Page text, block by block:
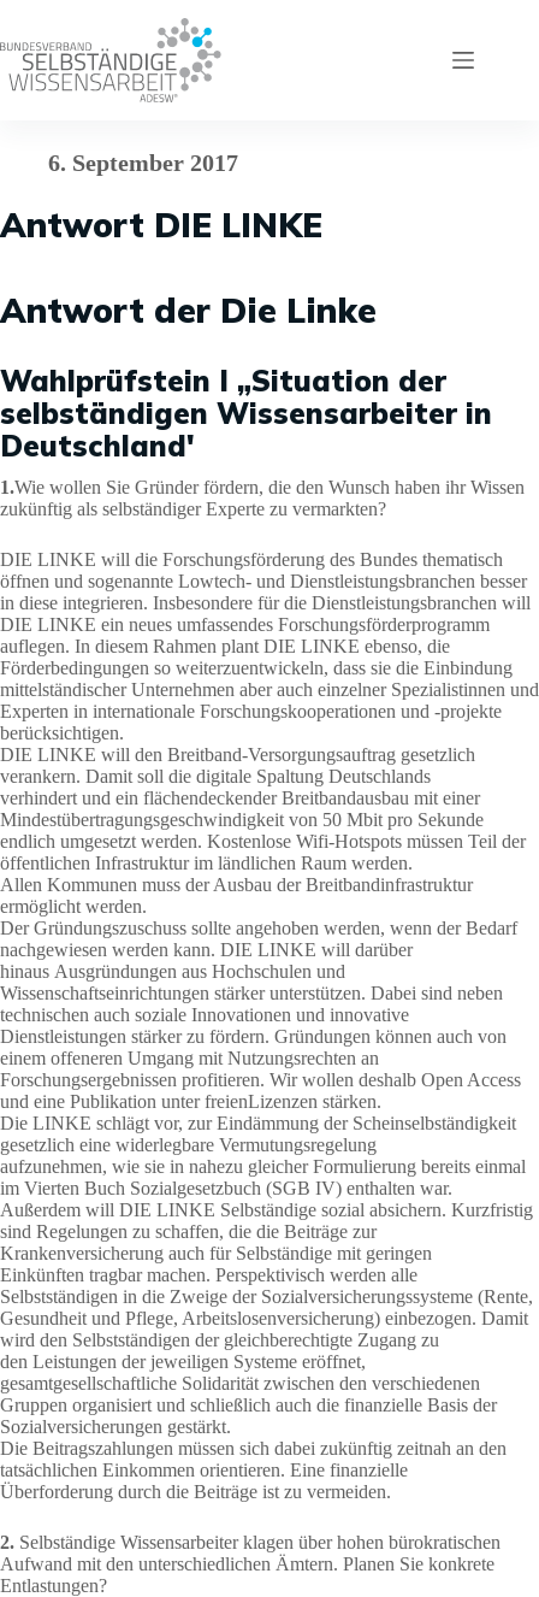
springen
6. September 2017
Antwort DIE LINKE
Antwort der Die Linke
Wahlprüfstein I „Situation der
selbständigen Wissensarbeiter in
Deutschland'
1.Wie wollen Sie Gründer fördern, die den Wunsch haben ihr Wissen
zukünftig als selbständiger Experte zu vermarkten?
DIE LINKE will die Forschungsförderung des Bundes thematisch
öffnen und sogenannte Lowtech- und Dienstleistungsbranchen besser
in diese integrieren. Insbesondere für die Dienstleistungsbranchen will
DIE LINKE ein neues umfassendes Forschungsförderprogramm
auflegen. In diesem Rahmen plant DIE LINKE ebenso, die
Förderbedingungen so weiterzuentwickeln, dass sie die Einbindung
mittelständischer Unternehmen aber auch einzelner Spezialistinnen und
Experten in internationale Forschungskooperationen und -projekte
berücksichtigen.
DIE LINKE will den Breitband-Versorgungsauftrag gesetzlich
verankern. Damit soll die digitale Spaltung Deutschlands
verhindert und ein flächendeckender Breitbandausbau mit einer
Mindestübertragungsgeschwindigkeit von 50 Mbit pro Sekunde
endlich umgesetzt werden. Kostenlose Wifi-Hotspots müssen Teil der
öffentlichen Infrastruktur im ländlichen Raum werden.
Allen Kommunen muss der Ausbau der Breitbandinfrastruktur
ermöglicht werden.
Der Gründungszuschuss sollte angehoben werden, wenn der Bedarf
nachgewiesen werden kann. DIE LINKE will darüber
hinaus Ausgründungen aus Hochschulen und
Wissenschaftseinrichtungen stärker unterstützen. Dabei sind neben
technischen auch soziale Innovationen und innovative
Dienstleistungen stärker zu fördern. Gründungen können auch von
einem offeneren Umgang mit Nutzungsrechten an
Forschungsergebnissen profitieren. Wir wollen deshalb Open Access
und eine Publikation unter freienLizenzen stärken.
Die LINKE schlägt vor, zur Eindämmung der Scheinselbständigkeit
gesetzlich eine widerlegbare Vermutungsregelung
aufzunehmen, wie sie in nahezu gleicher Formulierung bereits einmal
im Vierten Buch Sozialgesetzbuch (SGB IV) enthalten war.
Außerdem will DIE LINKE Selbständige sozial absichern. Kurzfristig
sind Regelungen zu schaffen, die die Beiträge zur
Krankenversicherung auch für Selbständige mit geringen
Einkünften tragbar machen. Perspektivisch werden alle
Selbstständigen in die Zweige der Sozialversicherungssysteme (Rente,
Gesundheit und Pflege, Arbeitslosenversicherung) einbezogen. Damit
wird den Selbstständigen der gleichberechtigte Zugang zu
den Leistungen der jeweiligen Systeme eröffnet,
gesamtgesellschaftliche Solidarität zwischen den verschiedenen
Gruppen organisiert und schließlich auch die finanzielle Basis der
Sozialversicherungen gestärkt.
Die Beitragszahlungen müssen sich dabei zukünftig zeitnah an den
tatsächlichen Einkommen orientieren. Eine finanzielle
Überforderung durch die Beiträge ist zu vermeiden.
2. Selbständige Wissensarbeiter klagen über hohen bürokratischen
Aufwand mit den unterschiedlichen Ämtern. Planen Sie konkrete
Entlastungen?